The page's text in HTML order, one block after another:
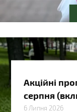
Акційні
серпня
6 Липня 2026